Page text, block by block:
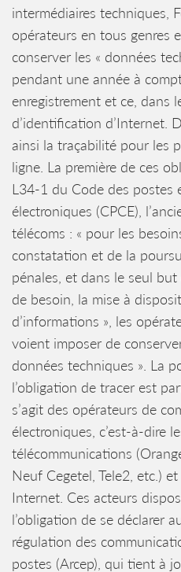
intermédiaires techniques,
opérateurs en tous genres
conserver les « données
pendant une année à
enregistrement et ce, dans
d’identification d’Internet.
ainsi la traçabilité pour les
ligne. La première de ces
L34-1 du Code des postes
électroniques (CPCE),
télécoms : « pour les
constatation et de la
pénales, et dans le seul
de besoin, la mise à
d’informations », les
voient imposer de
données techniques ». La
l’obligation de tracer est
s’agit des opérateurs de
électroniques, c’est-à-dire
télécommunications
Neuf Cegetel, Tele2, etc.)
Internet. Ces acteurs
l’obligation de se déclarer
régulation des
postes (Arcep), qui tient à